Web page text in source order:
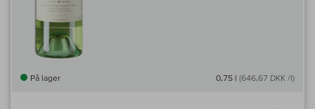
På lager 0,75 l (646,67 DKK /l)